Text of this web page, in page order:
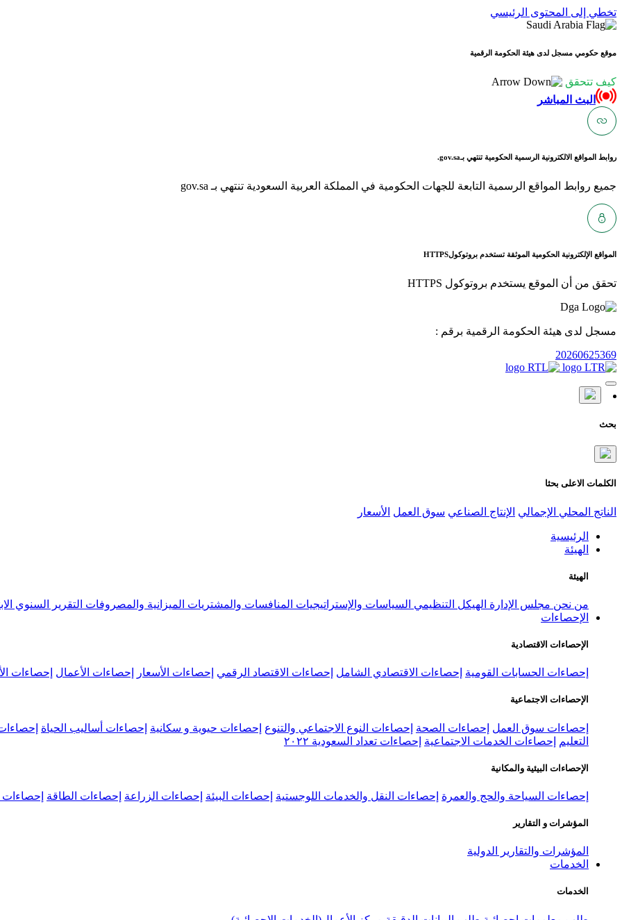
تخطي إلى المحتوى الرئيسي
موقع حكومي مسجل لدى هيئة الحكومة الرقمية
كيف تتحقق
البث المباشر
روابط المواقع الالكترونية الرسمية الحكومية تنتهي بـgov.sa.
جميع روابط المواقع الرسمية التابعة للجهات الحكومية في المملكة العربية السعودية تنتهي بـ gov.sa
المواقع الإلكترونية الحكومية الموثقة تستخدم بروتوكولHTTPS
تحقق من أن الموقع يستخدم بروتوكول HTTPS
مسجل لدى هيئة الحكومة الرقمية برقم :
20260625369
بحث
الكلمات الاعلى بحثا
الناتج المحلي الإجمالي الإنتاج الصناعي سوق العمل الأسعار
الرئيسية
الهيئة
الهيئة
من نحن مجلس الإدارة الهيكل التنظيمي السياسات والإستراتيجيات المنافسات والمشتريات الميزانية والمصروفات التقرير السنوي
الإحصاءات
الإحصاءات الاقتصادية
إحصاءات الحسابات القومية إحصاءات الاقتصادي الشامل إحصاءات الاقتصاد الرقمي إحصاءات الأسعار إحصاءات الأعمال إحصاءات
الإحصاءات الاجتماعية
إحصاءات سوق العمل إحصاءات الصحة إحصاءات النوع الاجتماعي والتنوع إحصاءات حيوية و سكانية إحصاءات أساليب الحياة
التعليم
إحصاءات الخدمات الاجتماعية إحصاءات تعداد السعودية ٢٠٢٢
الإحصاءات البيئية والمكانية
إحصاءات السياحة والحج والعمرة إحصاءات النقل والخدمات اللوجستية إحصاءات البيئة إحصاءات الزراعة إحصاءات الطاقة إحصاءات
المؤشرات و التقارير
المؤشرات والتقارير الدولية
الخدمات
الخدمات